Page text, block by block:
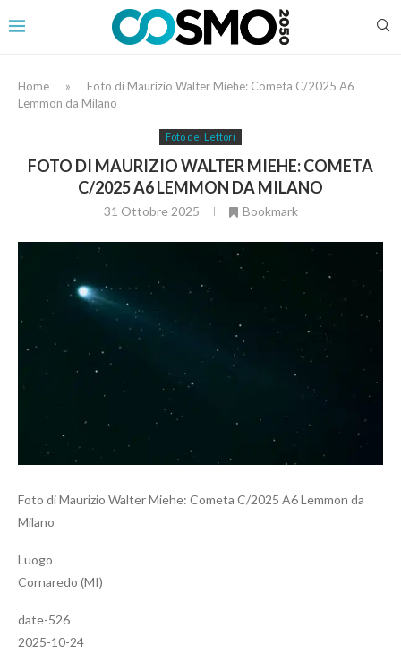
Home »
Foto di Maurizio Walter Miehe: Cometa C/2025 A6
Lemmon da Milano
Foto dei Lettori
FOTO DI MAURIZIO WALTER MIEHE: COMETA
C/2025 A6 LEMMON DA MILANO
31 Ottobre 2025 Bookmark
Foto di Maurizio Walter Miehe: Cometa C/2025 A6 Lemmon da
Milano
Luogo
Cornaredo (MI)
date-526
2025-10-24